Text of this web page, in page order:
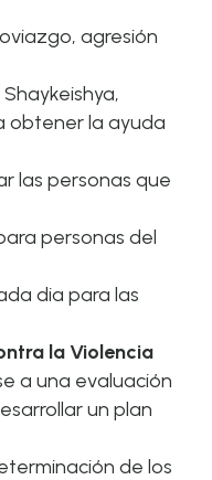
agresión
obtener la ayuda
las personas que
personas del
dia para las
la Violencia
a una evaluación
un plan
de los